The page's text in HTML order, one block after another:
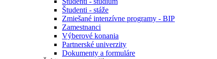
Študenti - stáže
Zmiešané intenzívne programy - BIP
Zamestnanci
Výberové konania
Partnerské univerzity
Dokumenty a formuláre